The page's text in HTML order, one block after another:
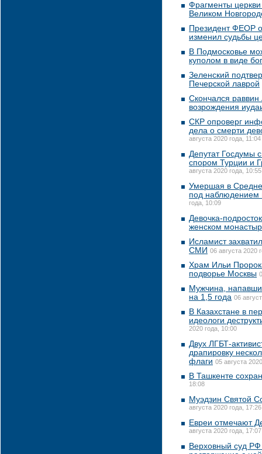
Фрагменты церкви
Великом
Президент ФЕОР
изменил судьбы
В Подмосковье
куполом в виде
Зеленский
Печерской лаврой
Скончался
возрождения
СКР опроверг
дела о смерти
августа 2020 года, 11:04
Депутат Госдумы
спором Турции и
августа 2020 года, 10:55
Умершая в
под наблюдением
года, 10:09
Девочка-
женском
Исламист
СМИ 06 августа 2020
Храм Ильи
подворье Москвы
Мужчина,
на 1,5 года 06
В Казахстане в
идеологи
2020 года, 10:00
Двух ЛГБТ-
драпировку
флаги 05 августа
В Ташкенте
18:08
Муэдзин Святой
августа 2020 года, 17:26
Евреи отмечают
августа 2020 года, 17:07
Верховный суд